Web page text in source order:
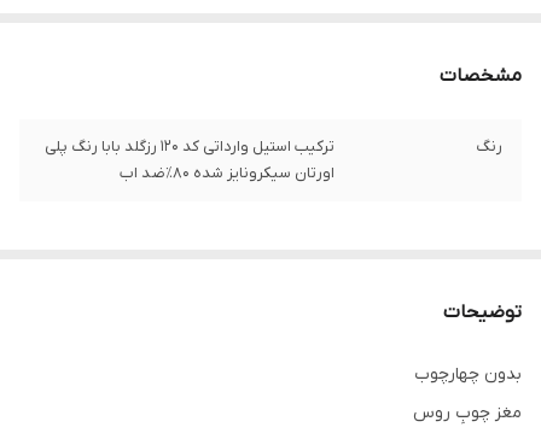
مشخصات
رنگ
ترکیب استیل وارداتی کد ۱۲۰ رزگلد بابا رنگ پلی
اورتان سیکرونایز شده ۸۰٪ضد اب
توضیحات
بدون چهارچوب
مغز چوبِ روس